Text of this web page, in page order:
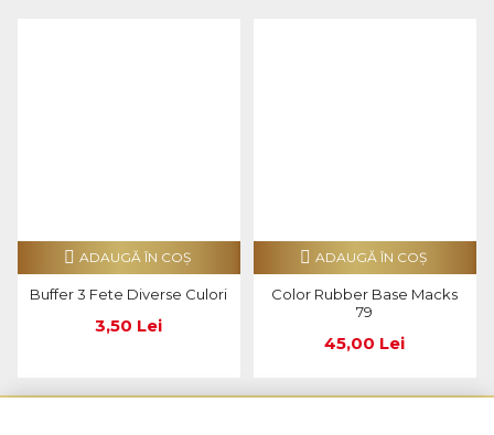
Buffer 3 Fete Diverse Culori
3,50 Lei
ADAUGĂ ÎN COŞ
Color Rubber Base Macks
79
45,00 Lei
ADAUGĂ ÎN COŞ